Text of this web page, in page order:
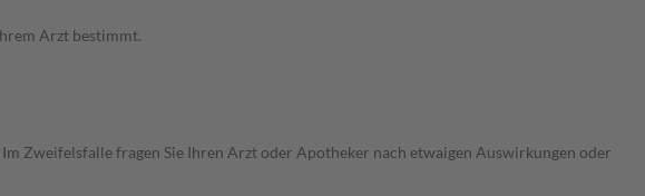
Arzt bestimmt.
Zweifelsfalle fragen Sie Ihren Arzt oder Apotheker nach etwaigen Auswirkungen oder